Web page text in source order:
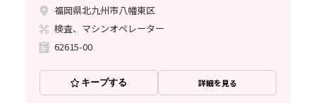
福岡県北九州市八幡東区
検査、マシンオペレーター
62615-00
キープする 詳細を見る